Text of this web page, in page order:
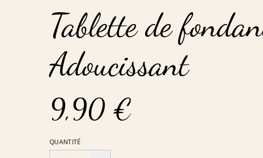
Tablette de
Adoucissant
9,90 €
QUANTITÉ